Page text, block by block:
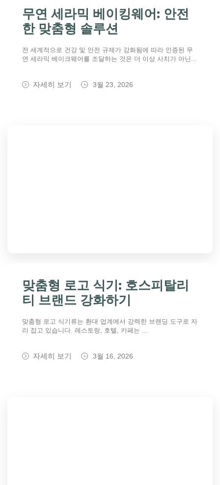
무연 세라믹 베이킹웨어: 안전
한 맞춤형 솔루션
전 세계적으로 건강 및 안전 규제가 강화됨에 따라 인증된 무
연 세라믹 베이크웨어를 조달하는 것은 더 이상 사치가 아닌...
자세히 보기 3월 23, 2026
맞춤형 로고 식기: 호스피탈리
티 브랜드 강화하기
맞춤형 로고 식기류는 환대 업계에서 강력한 브랜딩 도구로 자
리 잡고 있습니다. 레스토랑, 호텔, 카페는 ...
자세히 보기 3월 16, 2026